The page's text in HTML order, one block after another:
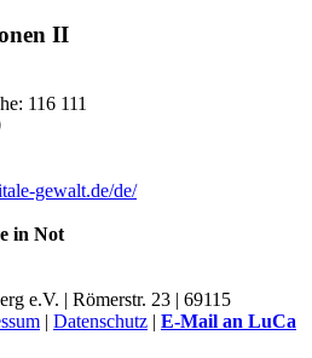
II
116 111
gewalt.de/de/
in Not
e.V. | Römerstr. 23 | 69115
| Datenschutz | E-Mail an LuCa